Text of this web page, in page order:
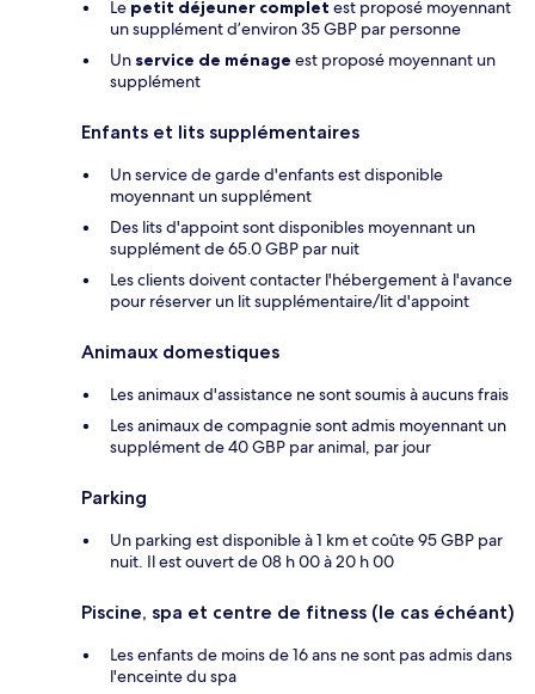
Le petit déjeuner complet est proposé moyennant
un supplément d’environ 35 GBP par personne
Un service de ménage est proposé moyennant un
supplément
Enfants et lits supplémentaires
Un service de garde d'enfants est disponible
moyennant un supplément
Des lits d'appoint sont disponibles moyennant un
supplément de 65.0 GBP par nuit
Les clients doivent contacter l'hébergement à l'avance
pour réserver un lit supplémentaire/lit d'appoint
Animaux domestiques
Les animaux d'assistance ne sont soumis à aucuns frais
Les animaux de compagnie sont admis moyennant un
supplément de 40 GBP par animal, par jour
Parking
Un parking est disponible à 1 km et coûte 95 GBP par
nuit. Il est ouvert de 08 h 00 à 20 h 00
Piscine, spa et centre de fitness (le cas échéant)
Les enfants de moins de 16 ans ne sont pas admis dans
l'enceinte du spa